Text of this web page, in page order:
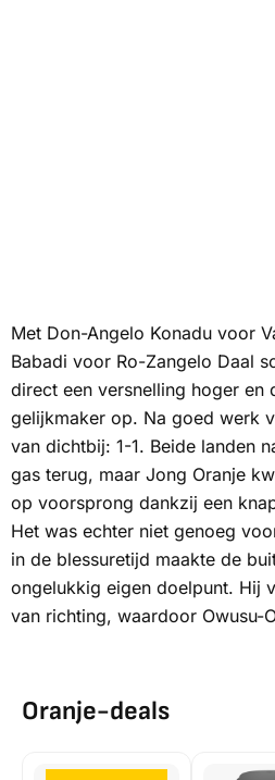
Met Don-Angelo Konadu voor
Babadi voor Ro-Zangelo Daal
direct een versnelling hoger en
gelijkmaker op. Na goed werk
van dichtbij: 1-1. Beide landen
gas terug, maar Jong Oranje
op voorsprong dankzij een
Het was echter niet genoeg
in de blessuretijd maakte de
ongelukkig eigen doelpunt. Hij
van richting, waardoor Owusu-
Oranje-deals